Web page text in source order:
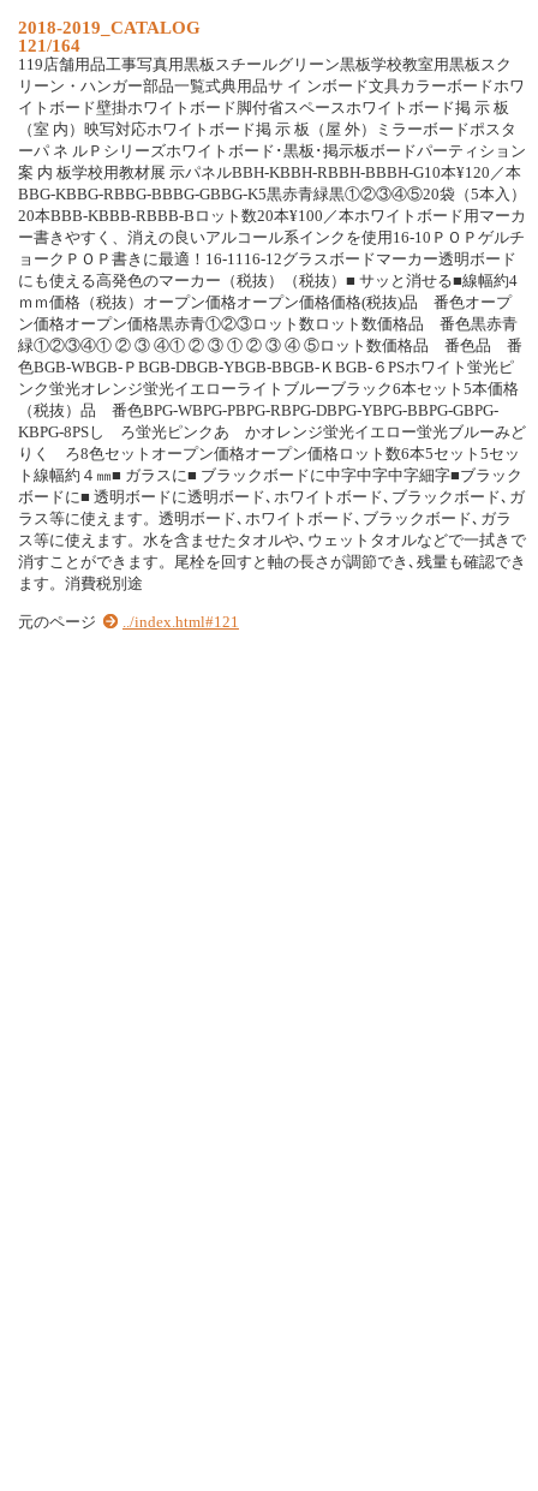
2018-2019_CATALOG
121/164
119店舗用品工事写真用黒板スチールグリーン黒板学校教室用黒板スク
リーン・ハンガー部品一覧式典用品サ イ ンボード文具カラーボードホワ
イトボード壁掛ホワイトボード脚付省スペースホワイトボード掲 示 板
（室 内）映写対応ホワイトボード掲 示 板（屋 外）ミラーボードポスタ
ーパ ネ ルＰシリーズホワイトボード･黒板･掲示板ボードパーティション
案 内 板学校用教材展 示パネルBBH-KBBH-RBBH-BBBH-G10本¥120／本
BBG-KBBG-RBBG-BBBG-GBBG-K5黒赤青緑黒①②③④⑤20袋（5本入）
20本BBB-KBBB-RBBB-Bロット数20本¥100／本ホワイトボード用マーカ
ー書きやすく、消えの良いアルコール系インクを使用16-10ＰＯＰゲルチ
ョークＰＯＰ書きに最適！16-1116-12グラスボードマーカー透明ボード
にも使える高発色のマーカー（税抜）（税抜）■ サッと消せる■線幅約4
ｍｍ価格（税抜）オープン価格オープン価格価格(税抜)品 番色オープ
ン価格オープン価格黒赤青①②③ロット数ロット数価格品 番色黒赤青
緑①②③④① ② ③ ④① ② ③ ① ② ③ ④ ⑤ロット数価格品 番色品 番
色BGB-WBGB-ＰBGB-DBGB-YBGB-BBGB-ＫBGB-６PSホワイト蛍光ピ
ンク蛍光オレンジ蛍光イエローライトブルーブラック6本セット5本価格
（税抜）品 番色BPG-WBPG-PBPG-RBPG-DBPG-YBPG-BBPG-GBPG-
KBPG-8PSし ろ蛍光ピンクあ かオレンジ蛍光イエロー蛍光ブルーみど
りく ろ8色セットオープン価格オープン価格ロット数6本5セット5セッ
ト線幅約４㎜■ ガラスに■ ブラックボードに中字中字中字細字■ブラック
ボードに■ 透明ボードに透明ボード､ホワイトボード､ブラックボード､ガ
ラス等に使えます。透明ボード､ホワイトボード､ブラックボード､ガラ
ス等に使えます。水を含ませたタオルや､ウェットタオルなどで一拭きで
消すことができます。尾栓を回すと軸の長さが調節でき､残量も確認でき
ます。消費税別途
元のページ ../index.html#121